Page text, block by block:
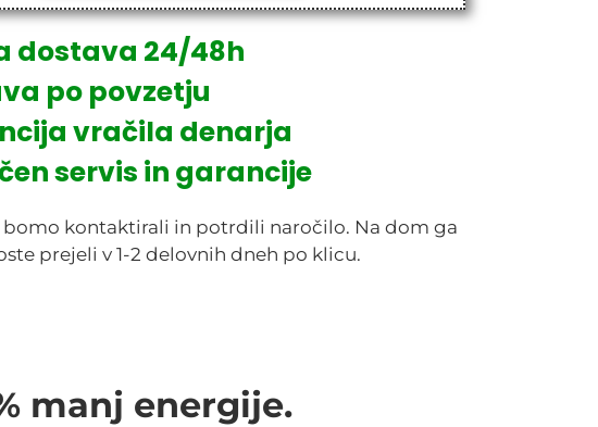
dostava 24/48h
po povzetju
vračila denarja
servis in garancije
bomo kontaktirali in potrdili naročilo. Na dom ga
prejeli v 1-2 delovnih dneh po klicu.
manj energije.